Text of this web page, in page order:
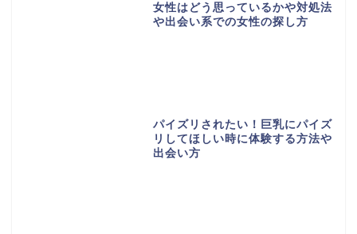
女性はどう思っているかや対処法
や出会い系での女性の探し方
パイズリされたい！巨乳にパイズ
リしてほしい時に体験する方法や
出会い方